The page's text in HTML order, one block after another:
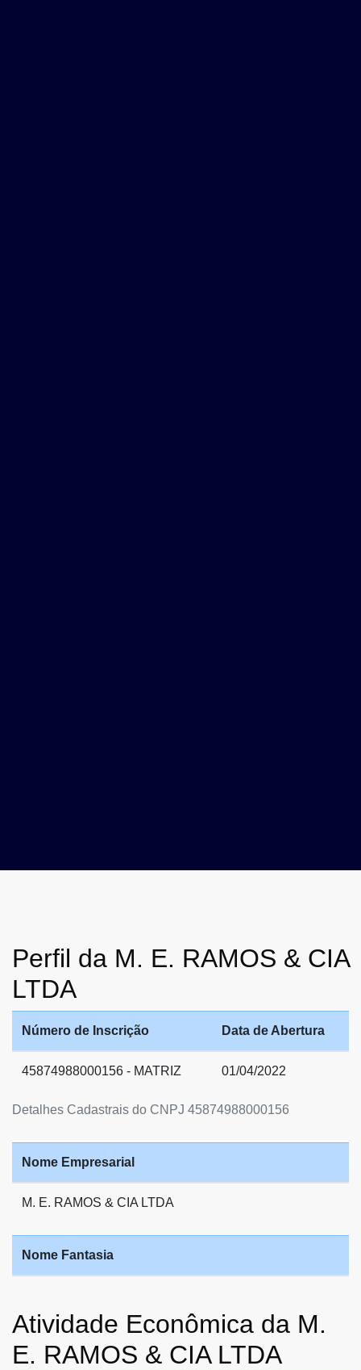
Perfil da M. E. RAMOS & CIA
LTDA
Detalhes Cadastrais do CNPJ 45874988000156
Número de Inscrição Data de Abertura
45874988000156 - MATRIZ 01/04/2022
Nome Empresarial
M. E. RAMOS & CIA LTDA
Nome Fantasia
Atividade Econômica da M.
E. RAMOS & CIA LTDA